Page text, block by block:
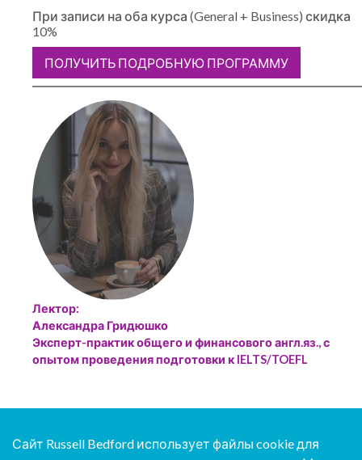
При записи на оба курса (General + Business) скидка
10%
ПОЛУЧИТЬ ПОДРОБНУЮ ПРОГРАММУ
Лектор:
Александра Гридюшко
Эксперт-практик общего и финансового англ.яз., с
опытом проведения подготовки к IELTS/TOEFL
Сайт Russell Bedford использует файлы cookie для